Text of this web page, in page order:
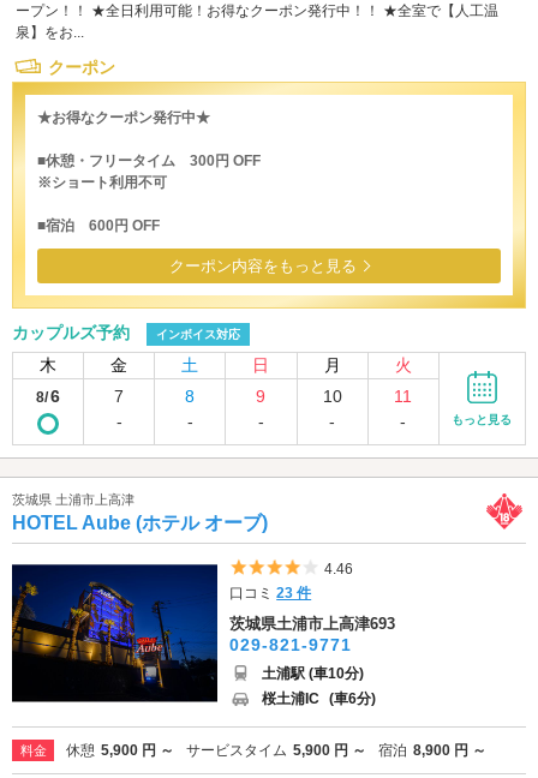
ープン！！ ★全日利用可能！お得なクーポン発行中！！ ★全室で【人工温
泉】をお...
クーポン
★お得なクーポン発行中★
■休憩・フリータイム 300円 OFF
※ショート利用不可
■宿泊 600円 OFF
クーポン内容をもっと見る
カップルズ予約 インボイス対応
木 金 土 日 月 火
8/6
7
-
8
-
9
-
10
-
11
-
もっと見る
茨城県 土浦市上高津
HOTEL Aube (ホテル オーブ)
5つ星のうち4
4.46
口コミ23 件
茨城県土浦市上高津693
029-821-9771
土浦駅 (車10分)
桜土浦IC (車6分)
料金 休憩 5,900 円 ～ サービスタイム 5,900 円 ～ 宿泊 8,900 円 ～